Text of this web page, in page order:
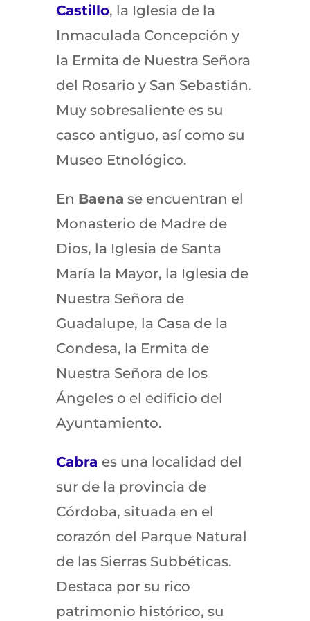
Castillo, la Iglesia de la
Inmaculada Concepción y
la Ermita de Nuestra Señora
del Rosario y San Sebastián.
Muy sobresaliente es su
casco antiguo, así como su
Museo Etnológico.
En Baena se encuentran el
Monasterio de Madre de
Dios, la Iglesia de Santa
María la Mayor, la Iglesia de
Nuestra Señora de
Guadalupe, la Casa de la
Condesa, la Ermita de
Nuestra Señora de los
Ángeles o el edificio del
Ayuntamiento.
Cabra es una localidad del
sur de la provincia de
Córdoba, situada en el
corazón del Parque Natural
de las Sierras Subbéticas.
Destaca por su rico
patrimonio histórico, su